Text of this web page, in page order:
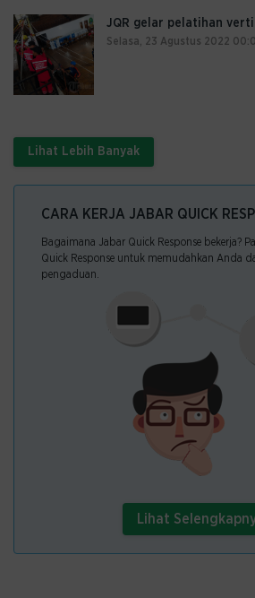
JQR gelar pelatihan
Selasa, 23 Agustus 2022
Lihat Lebih Banyak
CARA KERJA JABAR QUICK
Bagaimana Jabar Quick Response bekerja?
Quick Response untuk memudahkan Anda
pengaduan.
Lihat